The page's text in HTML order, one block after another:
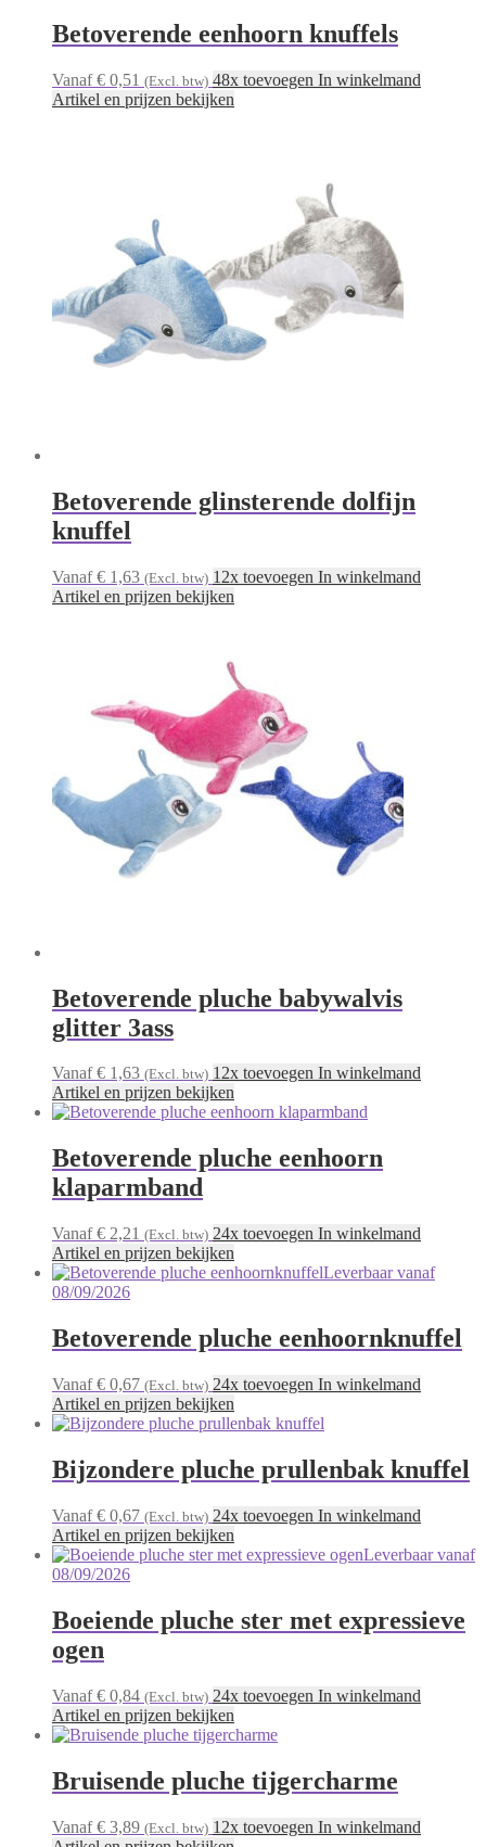
Betoverende eenhoorn knuffels
Vanaf € 0,51 (Excl. btw) 48x toevoegen In winkelmand
Artikel en prijzen bekijken
Betoverende glinsterende dolfijn
knuffel
Vanaf € 1,63 (Excl. btw) 12x toevoegen In winkelmand
Artikel en prijzen bekijken
Betoverende pluche babywalvis
glitter 3ass
Vanaf € 1,63 (Excl. btw) 12x toevoegen In winkelmand
Artikel en prijzen bekijken
Betoverende pluche eenhoorn
klaparmband
Vanaf € 2,21 (Excl. btw) 24x toevoegen In winkelmand
Artikel en prijzen bekijken
Leverbaar vanaf
08/09/2026
Betoverende pluche eenhoornknuffel
Vanaf € 0,67 (Excl. btw) 24x toevoegen In winkelmand
Artikel en prijzen bekijken
Bijzondere pluche prullenbak knuffel
Vanaf € 0,67 (Excl. btw) 24x toevoegen In winkelmand
Artikel en prijzen bekijken
Leverbaar vanaf
08/09/2026
Boeiende pluche ster met expressieve
ogen
Vanaf € 0,84 (Excl. btw) 24x toevoegen In winkelmand
Artikel en prijzen bekijken
Bruisende pluche tijgercharme
Vanaf € 3,89 (Excl. btw) 12x toevoegen In winkelmand